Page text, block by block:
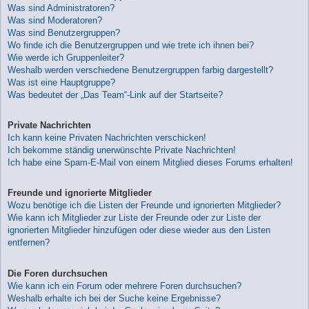
Was sind Administratoren?
Was sind Moderatoren?
Was sind Benutzergruppen?
Wo finde ich die Benutzergruppen und wie trete ich ihnen bei?
Wie werde ich Gruppenleiter?
Weshalb werden verschiedene Benutzergruppen farbig dargestellt?
Was ist eine Hauptgruppe?
Was bedeutet der „Das Team“-Link auf der Startseite?
Private Nachrichten
Ich kann keine Privaten Nachrichten verschicken!
Ich bekomme ständig unerwünschte Private Nachrichten!
Ich habe eine Spam-E-Mail von einem Mitglied dieses Forums erhalten!
Freunde und ignorierte Mitglieder
Wozu benötige ich die Listen der Freunde und ignorierten Mitglieder?
Wie kann ich Mitglieder zur Liste der Freunde oder zur Liste der
ignorierten Mitglieder hinzufügen oder diese wieder aus den Listen
entfernen?
Die Foren durchsuchen
Wie kann ich ein Forum oder mehrere Foren durchsuchen?
Weshalb erhalte ich bei der Suche keine Ergebnisse?